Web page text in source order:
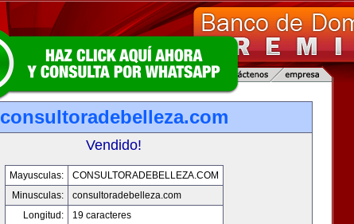
consultoradebelleza.com
Vendido!
Mayusculas:
CONSULTORADEBELLEZA.COM
Minusculas:
consultoradebelleza.com
Longitud:
19 caracteres